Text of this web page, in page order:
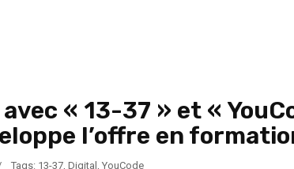
« 13-37 » et «
l’offre en
Tags: 13-37, Digital , YouCode